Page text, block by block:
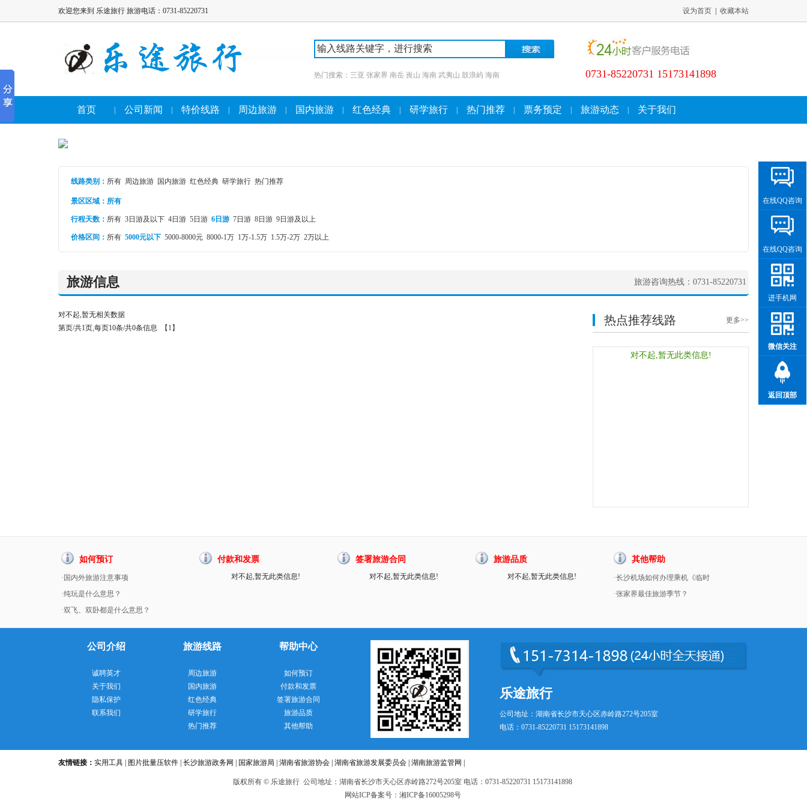
欢迎您来到 乐途旅行 旅游电话：0731-85220731 设为首页 收藏本站
热门搜索： 三亚 张家界 南岳 崀山 海南 武夷山 鼓浪屿 海南 0731-85220731 15173141898
首页 公司新闻 特价线路 周边旅游 国内旅游 红色经典 研学旅行 热门推荐 票务预定 旅游动态 关于我们
线路类别 ： 所有 周边旅游 国内旅游 红色经典 研学旅行 热门推荐
景区区域： 所有
行程天数： 所有 3日游及以下 4日游 5日游 6日游 7日游 8日游 9日游及以上
价格区间： 所有 5000元以下 5000-8000元 8000-1万 1万-1.5万 1.5万-2万 2万以上
旅游信息 旅游咨询热线：0731-85220731
对不起,暂无相关数据
第页/共1页,每页10条/共0条信息
【1】
热点推荐线路 更多>>
对不起,暂无此类信息!
如何预订
·国内外旅游注意事项
·纯玩是什么意思？
·双飞、双卧都是什么意思？
付款和发票
对不起,暂无此类信息!
签署旅游合同
对不起,暂无此类信息!
旅游品质
对不起,暂无此类信息!
其他帮助
·长沙机场如何办理乘机《临时
·张家界最佳旅游季节？
公司介绍
诚聘英才
关于我们
隐私保护
联系我们
旅游线路
周边旅游
国内旅游
红色经典
研学旅行
热门推荐
帮助中心
如何预订
付款和发票
签署旅游合同
旅游品质
其他帮助
乐途旅行
公司地址：湖南省长沙市天心区赤岭路272号205室
电话：0731-85220731 15173141898
友情链接： 实用工具 图片批量压软件 长沙旅游政务网 国家旅游局 湖南省旅游协会 湖南省旅游发展委员会 湖南旅游监管网
版权所有 © 乐途旅行 公司地址：湖南省长沙市天心区赤岭路272号205室 电话：0731-85220731 15173141898
网站ICP备案号：湘ICP备16005298号
在线QQ咨询
在线QQ咨询
进手机网
微信关注
返回顶部